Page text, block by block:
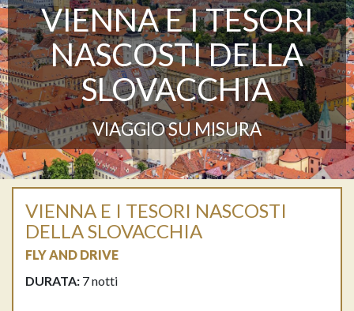
VIENNA E I TESORI
NASCOSTI DELLA
SLOVACCHIA
VIAGGIO SU MISURA
VIENNA E I TESORI NASCOSTI
DELLA SLOVACCHIA
FLY AND DRIVE
DURATA: 7 notti